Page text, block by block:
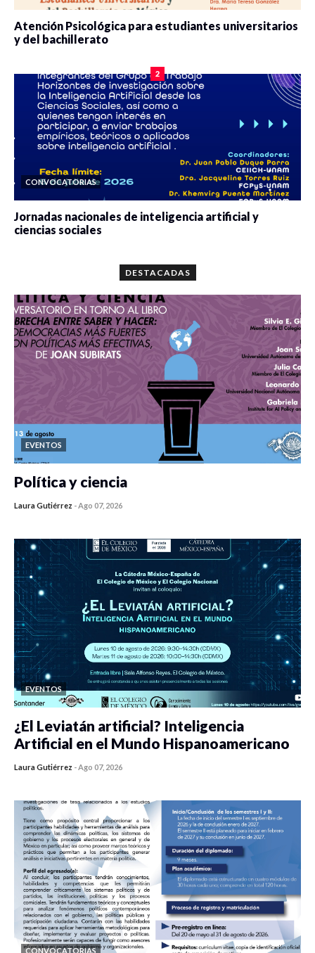
Atención Psicológica para estudiantes universitarios
y del bachillerato
2
CONVOCATORIAS
Jornadas nacionales de inteligencia artificial y
ciencias sociales
DESTACADAS
EVENTOS
Política y ciencia
Laura Gutiérrez -Ago 07, 2026
EVENTOS
¿El Leviatán artificial? Inteligencia
Artificial en el Mundo Hispanoamericano
Laura Gutiérrez -Ago 07, 2026
CONVOCATORIAS